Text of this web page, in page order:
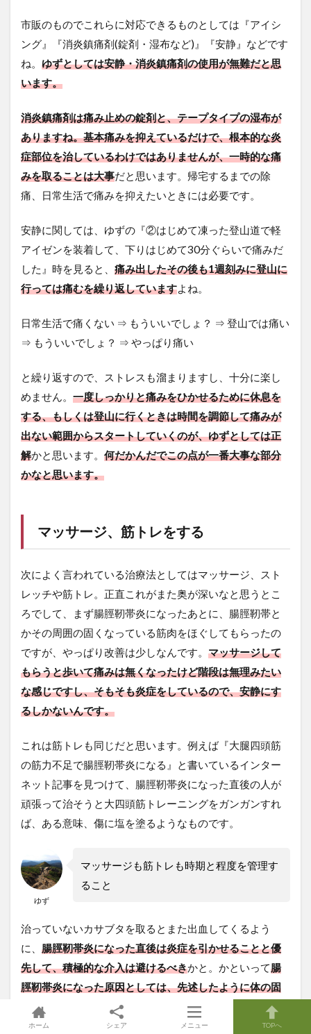
市販のものでこれらに対応できるものとしては『アイシ
ング』『消炎鎮痛剤(錠剤・湿布など)』『安静』などです
ね。 ゆずとしては安静・消炎鎮痛剤の使用が無難だと思
います。
消炎鎮痛剤は痛み止めの錠剤と、テープタイプの湿布が
ありますね。基本痛みを抑えているだけで、根本的な炎
症部位を治しているわけではありませんが、一時的な痛
みを取ることは大事だと思います。帰宅するまでの除
痛、日常生活で痛みを抑えたいときには必要です。
安静に関しては、ゆずの『②はじめて凍った登山道で軽
アイゼンを装着して、下りはじめて30分ぐらいで痛みだ
した』時を見ると、 痛み出したその後も1週刻みに登山に
行っては痛むを繰り返していますよね。
日常生活で痛くない ⇒ もういいでしょ？ ⇒ 登山では痛い
⇒ もういいでしょ？ ⇒ やっぱり痛い
と繰り返すので、ストレスも溜まりますし、十分に楽し
めません。 一度しっかりと痛みをひかせるために休息を
する、もしくは登山に行くときは時間を調節して痛みが
出ない範囲からスタートしていくのが、ゆずとしては正
解かと思います。 何だかんだでこの点が一番大事な部分
かなと思います。
マッサージ、筋トレをする
次によく言われている治療法としてはマッサージ、スト
レッチや筋トレ。正直これがまた奥が深いなと思うとこ
ろでして、まず腸脛靭帯炎になったあとに、腸脛靭帯と
かその周囲の固くなっている筋肉をほぐしてもらったの
ですが、やっぱり改善は少しなんです。 マッサージして
もらうと歩いて痛みは無くなったけど階段は無理みたい
な感じですし、そもそも炎症をしているので、安静にす
るしかないんです。
これは筋トレも同じだと思います。例えば『大腿四頭筋
の筋力不足で腸脛靭帯炎になる』と書いているインター
ネット記事を見つけて、腸脛靭帯炎になった直後の人が
頑張って治そうと大四頭筋トレーニングをガンガンすれ
ば、ある意味、傷に塩を塗るようなものです。
ゆず
マッサージも筋トレも時期と程度を管理す
ること
治っていないカサブタを取るとまた出血してくるよう
に、 腸脛靭帯炎になった直後は炎症を引かせることと優
先して、積極的な介入は避けるべきかと。かといって腸
脛靭帯炎になった原因としては、先述したように体の固
さや筋力不足によるものなので、痛みが出ない範囲での
運動やマッサージは徐々に増やして継続していくべきで
ホーム シェア メニュー TOPへ